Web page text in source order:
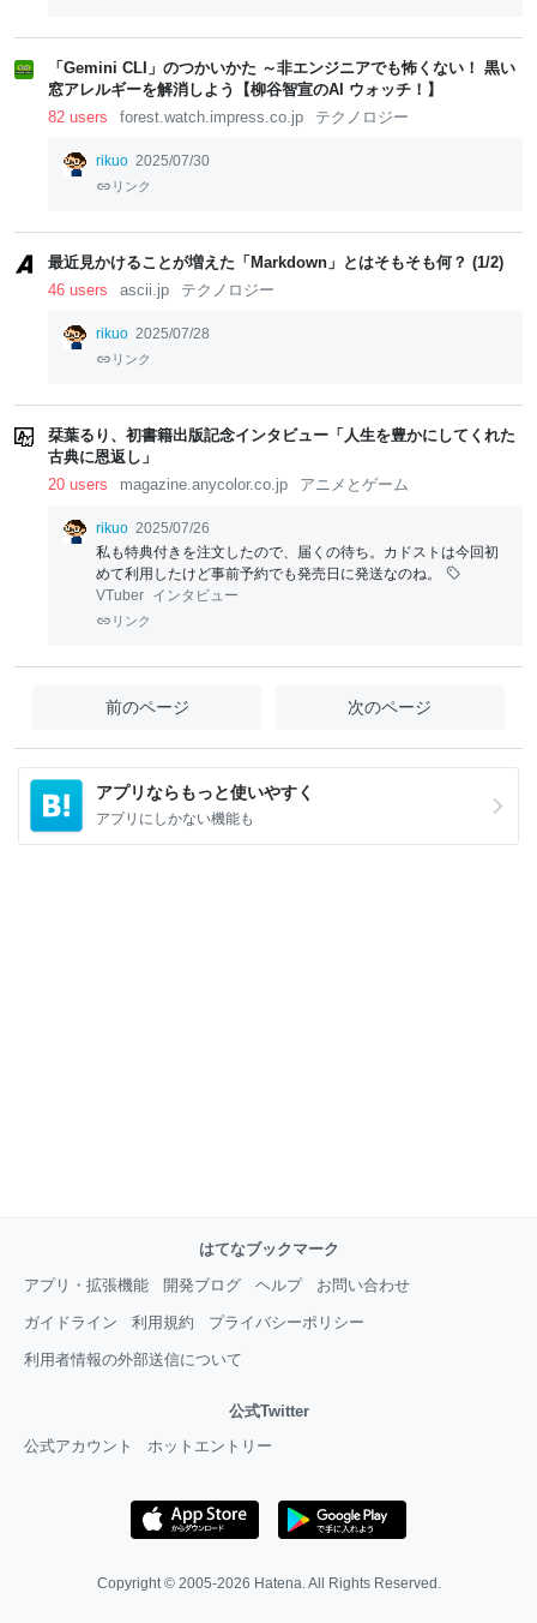
「Gemini CLI」のつかいかた ～非エンジニアでも怖くない！ 黒い
窓アレルギーを解消しよう【柳谷智宣のAI ウォッチ！】
82 users
forest.watch.impress.co.jp テクノロジー
rikuo 2025/07/30
リンク
最近見かけることが増えた「Markdown」とはそもそも何？ (1/2)
46 users
ascii.jp テクノロジー
rikuo 2025/07/28
リンク
栞葉るり、初書籍出版記念インタビュー「人生を豊かにしてくれた
古典に恩返し」
20 users
magazine.anycolor.co.jp アニメとゲーム
rikuo 2025/07/26
私も特典付きを注文したので、届くの待ち。カドストは今回初
めて利用したけど事前予約でも発売日に発送なのね。
VTuber インタビュー
リンク
前のページ 次のページ
アプリならもっと使いやすく
アプリにしかない機能も
はてなブックマーク
アプリ・拡張機能
開発ブログ ヘルプ お問い合わせ
ガイドライン 利用規約 プライバシーポリシー
利用者情報の外部送信について
公式Twitter
公式アカウント
ホットエントリー
Copyright © 2005-2026 Hatena. All Rights Reserved.